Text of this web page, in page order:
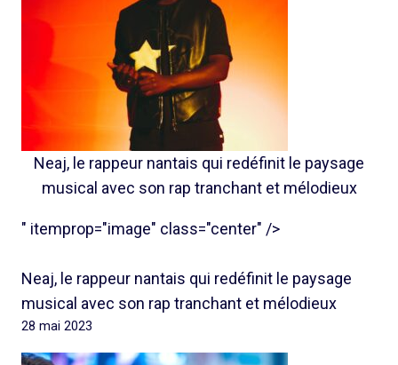
Neaj, le rappeur nantais qui redéfinit le paysage
musical avec son rap tranchant et mélodieux
" itemprop="image" class="center" />
Neaj, le rappeur nantais qui redéfinit le paysage
musical avec son rap tranchant et mélodieux
28 mai 2023